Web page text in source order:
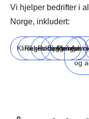
Vi hjelper bedrifter i
Norge, inkludert:
Klinikker
Regnskapsførere
Rørleggere
Elektrikere
og